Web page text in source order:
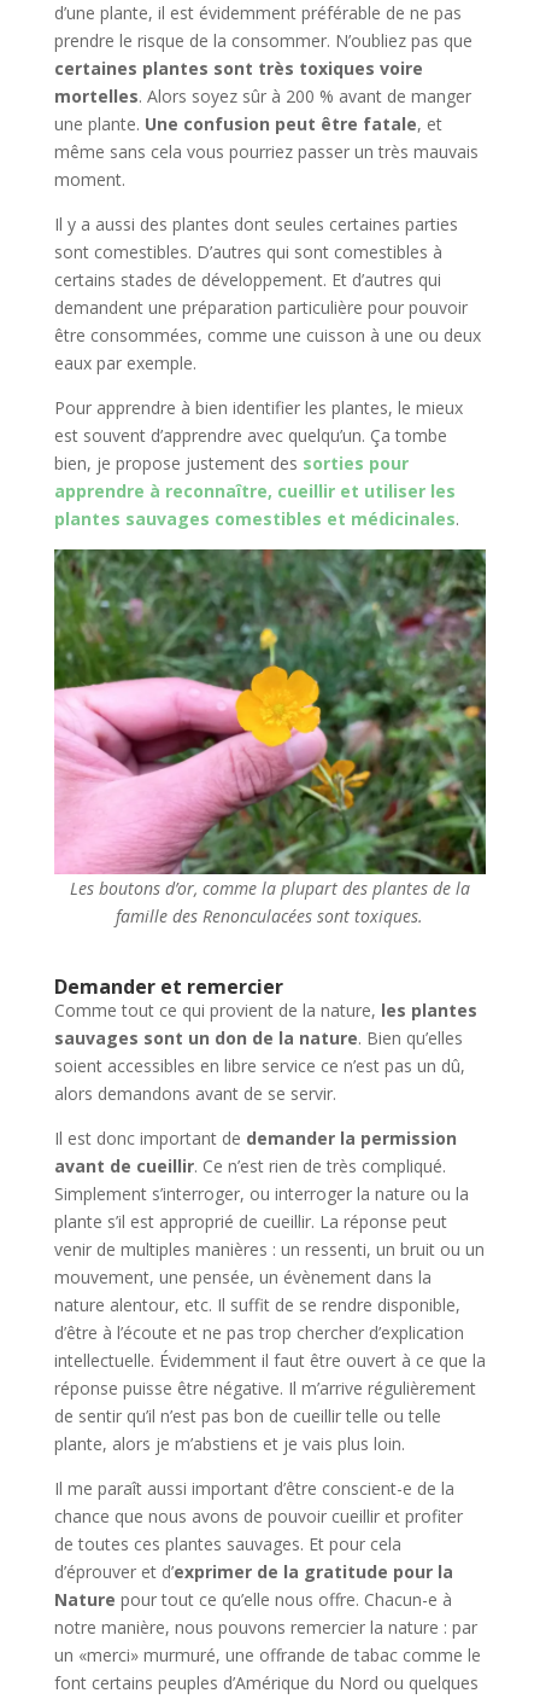
d’une plante, il est évidemment préférable de ne pas
prendre le risque de la consommer. N’oubliez pas que
certaines plantes sont très toxiques voire
mortelles. Alors soyez sûr à 200 % avant de manger
une plante. Une confusion peut être fatale, et
même sans cela vous pourriez passer un très mauvais
moment.
Il y a aussi des plantes dont seules certaines parties
sont comestibles. D’autres qui sont comestibles à
certains stades de développement. Et d’autres qui
demandent une préparation particulière pour pouvoir
être consommées, comme une cuisson à une ou deux
eaux par exemple.
Pour apprendre à bien identifier les plantes, le mieux
est souvent d’apprendre avec quelqu’un. Ça tombe
bien, je propose justement des sorties pour
apprendre à reconnaître, cueillir et utiliser les
plantes sauvages comestibles et médicinales.
Les boutons d’or, comme la plupart des plantes de la
famille des Renonculacées sont toxiques.
Demander et remercier
Comme tout ce qui provient de la nature, les plantes
sauvages sont un don de la nature. Bien qu’elles
soient accessibles en libre service ce n’est pas un dû,
alors demandons avant de se servir.
Il est donc important de demander la permission
avant de cueillir. Ce n’est rien de très compliqué.
Simplement s’interroger, ou interroger la nature ou la
plante s’il est approprié de cueillir. La réponse peut
venir de multiples manières : un ressenti, un bruit ou un
mouvement, une pensée, un évènement dans la
nature alentour, etc. Il suffit de se rendre disponible,
d’être à l’écoute et ne pas trop chercher d’explication
intellectuelle. Évidemment il faut être ouvert à ce que la
réponse puisse être négative. Il m’arrive régulièrement
de sentir qu’il n’est pas bon de cueillir telle ou telle
plante, alors je m’abstiens et je vais plus loin.
Il me paraît aussi important d’être conscient-e de la
chance que nous avons de pouvoir cueillir et profiter
de toutes ces plantes sauvages. Et pour cela
d’éprouver et d’exprimer de la gratitude pour la
Nature pour tout ce qu’elle nous offre. Chacun-e à
notre manière, nous pouvons remercier la nature : par
un «merci» murmuré, une offrande de tabac comme le
font certains peuples d’Amérique du Nord ou quelques